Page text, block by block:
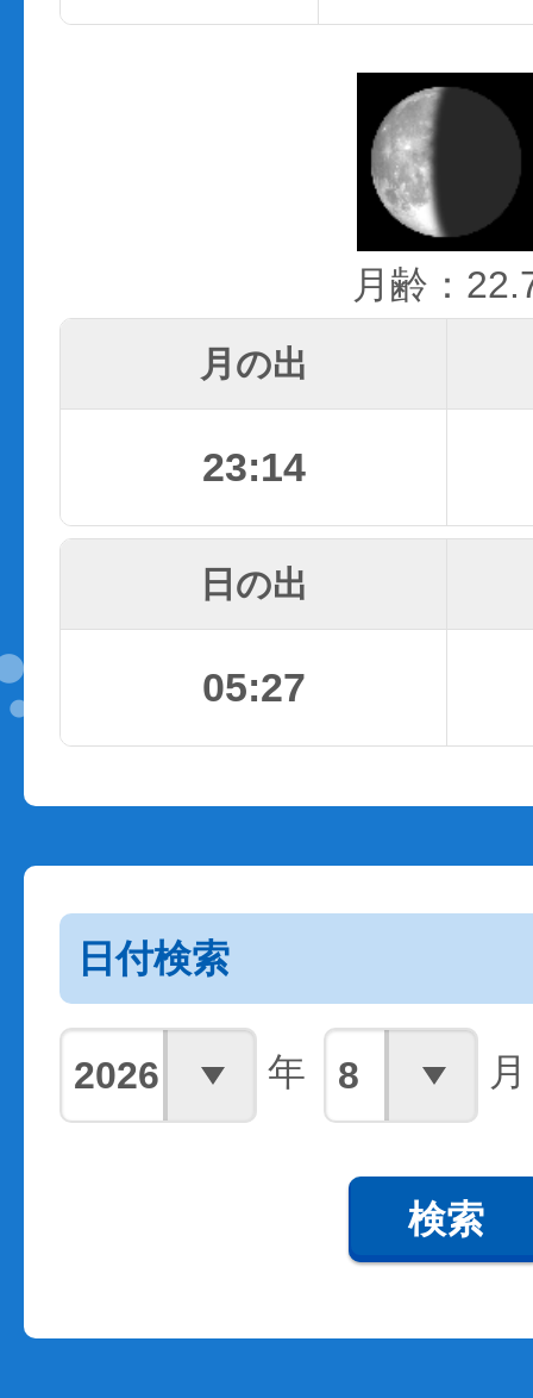
月齢：
月の出
23:14
日の出
05:27
日付検索
年 月
検索